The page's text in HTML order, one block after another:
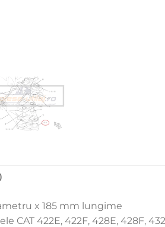
x 185 mm lungime
CAT 422E, 422F, 428E, 428F,